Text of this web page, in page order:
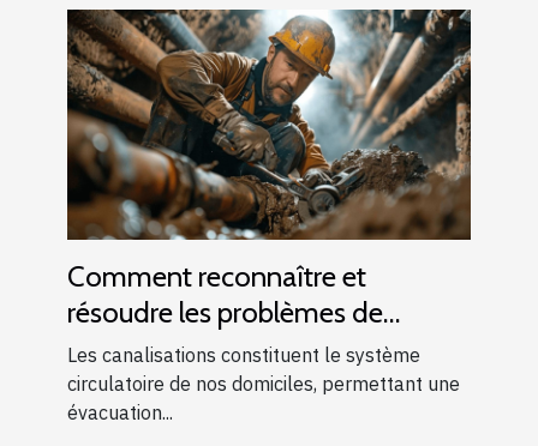
Comment reconnaître et
résoudre les problèmes de
canalisations bouchées
Les canalisations constituent le système
circulatoire de nos domiciles, permettant une
évacuation...